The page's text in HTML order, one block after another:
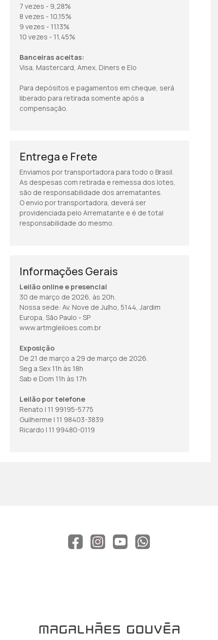
7 vezes - 9,28%
8 vezes - 10,15%
9 vezes - 11.13%
10 vezes - 11,45%
Banceiras aceitas:
Visa, Mastercard, Amex, Diners e Elo
Para depósitos e pagamentos em cheque, será
liberado para retirada somente após a
compensação.
Entrega e Frete
Enviamos por transportadora para todo o Brasil.
As despesas com retirada e remessa dos lotes,
são de responsabilidade dos arrematantes.
O envio por transportadora, deverá ser
providenciada pelo Arrematante e é de total
responsabilidade do mesmo.
Informações Gerais
Leilão online e presencial
30 de março de 2026, às 20h.
Nossa sede: Av. Nove de Julho, 5144, Jardim
Europa, São Paulo - SP
www.artmgleiloes.com.br
Exposição
De 21 de março a 29 de março de 2026.
Seg a Sex 11h às 18h
Sab e Dom 11h às 17h
Leilão por telefone
Renato | 11 99195-5775
Guilherme | 11 98403-3839
Ricardo | 11 99480-0119